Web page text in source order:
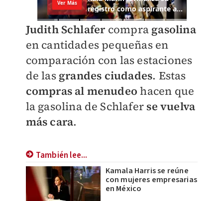
Judith Schlafer compra gasolina
en cantidades pequeñas en
comparación con las estaciones
de las grandes ciudades. Estas
compras al menudeo hacen que
la gasolina de Schlafer se vuelva
más cara.
También lee...
Kamala Harris se reúne
con mujeres empresarias
en México